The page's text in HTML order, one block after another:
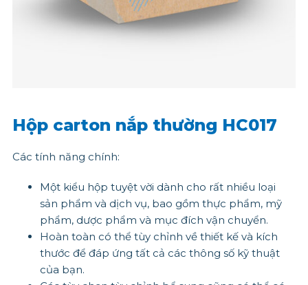
Hộp carton nắp thường HC017
Các tính năng chính:
Một kiểu hộp tuyệt vời dành cho rất nhiều loại
sản phẩm và dịch vụ, bao gồm thực phẩm, mỹ
phẩm, dược phẩm và mục đích vận chuyển.
Hoàn toàn có thể tùy chỉnh về thiết kế và kích
thước để đáp ứng tất cả các thông số kỹ thuật
của bạn.